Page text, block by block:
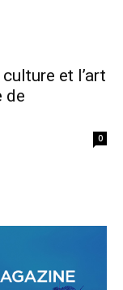
et l’art
de
0